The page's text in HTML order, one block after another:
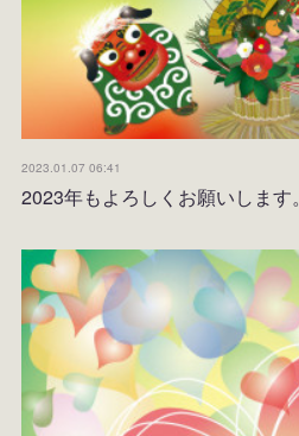
2023.01.07 06:41
2023年もよろしくお願いします。